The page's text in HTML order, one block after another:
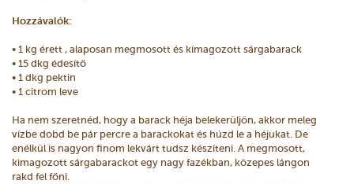
Hozzávalók:
• 1 kg érett , alaposan megmosott és kimagozott sárgabarack
• 15 dkg édesítő
• 1 dkg pektin
• 1 citrom leve
Ha nem szeretnéd, hogy a barack héja belekerüljön, akkor meleg
vízbe dobd be pár percre a barackokat és húzd le a héjukat. De
enélkül is nagyon finom lekvárt tudsz készíteni. A megmosott,
kimagozott sárgabarackot egy nagy fazékban, közepes lángon
rakd fel főni.